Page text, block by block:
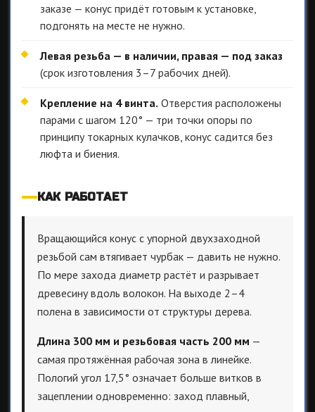
заказе — конус придёт готовым к установке,
подгонять на месте не нужно.
Левая резьба — в наличии, правая — под заказ
(срок изготовления 3–7 рабочих дней).
Крепление на 4 винта. Отверстия расположены
парами с шагом 120° — три точки опоры по
принципу токарных кулачков, конус садится без
люфта и биения.
КАК РАБОТАЕТ
Вращающийся конус с упорной двухзаходной
резьбой сам втягивает чурбак — давить не нужно.
По мере захода диаметр растёт и разрывает
древесину вдоль волокон. На выходе 2–4
полена в зависимости от структуры дерева.
Длина 300 мм и резьбовая часть 200 мм —
самая протяжённая рабочая зона в линейке.
Пологий угол 17,5° означает больше витков в
зацеплении одновременно: заход плавный,